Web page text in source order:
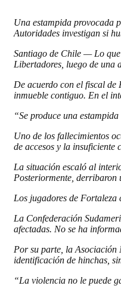
Una estampida provocada
Autoridades investigan si
Santiago de Chile — Lo
Libertadores, luego de una
De acuerdo con el fiscal
inmueble contiguo. En el
“Se produce una
Uno de los fallecimientos
de accesos y la insuficiente
La situación escaló al
Posteriormente, derribaron
Los jugadores de
La Confederación
afectadas. No se ha
Por su parte, la Asociación
identificación de hinchas,
“La violencia no le puede